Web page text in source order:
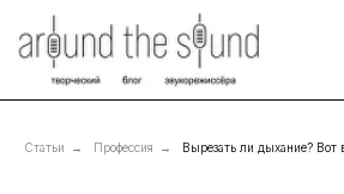
Статьи → Профессия → Вырезать ли дыхание? Вот